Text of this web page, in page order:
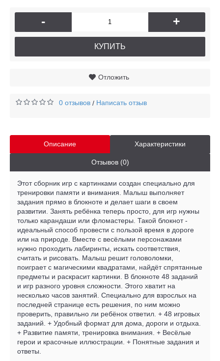
- +
КУПИТЬ
Отложить
0 отзывов / Написать отзыв
Описание Характеристики
Отзывов (0)
Этот сборник игр с картинками создан специально для
тренировки памяти и внимания. Малыш выполняет
задания прямо в блокноте и делает шаги в своем
развитии. Занять ребёнка теперь просто, для игр нужны
только карандаши или фломастеры. Такой блокнот -
идеальный способ провести с пользой время в дороге
или на природе. Вместе с весёлыми персонажами
нужно проходить лабиринты, искать соответствия,
считать и рисовать. Малыш решит головоломки,
поиграет с магическими квадратами, найдёт спрятанные
предметы и раскрасит картинки. В блокноте 48 заданий
и игр разного уровня сложности. Этого хватит на
несколько часов занятий. Специально для взрослых на
последней странице есть решения, по ним можно
проверить, правильно ли ребёнок ответил. + 48 игровых
заданий. + Удобный формат для дома, дороги и отдыха.
+ Развитие памяти, тренировка внимания. + Весёлые
герои и красочные иллюстрации. + Понятные задания и
ответы.